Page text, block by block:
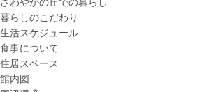
暮らしのこだわり
生活スケジュール
食事について
住居スペース
館内図